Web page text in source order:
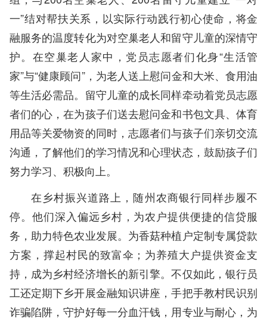
一”结对帮扶关系，以实际行动践行初心使命，将金
融服务的温度转化为对空巢老人和留守儿童的深情守
护。在空巢老人家中，党员志愿者们化身“生活管
家”与“健康顾问”，为老人送上慰问金和大米、食用油
等生活必需品。留守儿童的成长同样牵动着党员志愿
者们的心，在为孩子们送去慰问金和书包文具、体育
用品等关爱物资的同时，志愿者们与孩子们亲切交流
沟通，了解他们的学习情况和心理状态，鼓励孩子们
努力学习、积极向上。
在乡村振兴道路上，随州农商银行同样步履不
停。他们深入偏远乡村，为农户提供便捷的信贷服
务，助力特色农业发展。为香菇种植户定制专属贷款
方案，撑起村民的致富伞；为养殖大户提供资金支
持，成为乡村经济增长的新引擎。不仅如此，银行员
工还定期下乡开展金融知识讲座，手把手教村民识别
诈骗陷阱，守护好每一分血汗钱，用专业与耐心，为